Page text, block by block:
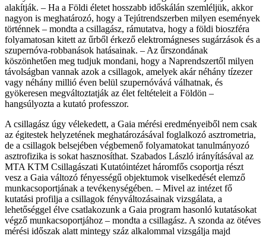
alakítják. – Ha a Földi életet hosszabb időskálán szemléljük, akkor
nagyon is meghatározó, hogy a Tejútrendszerben milyen események
történnek – mondta a csillagász, rámutatva, hogy a földi bioszféra
folyamatosan kitett az űrből érkező elektromágneses sugárzások és a
szupernóva-robbanások hatásainak. – Az űrszondának
köszönhetően meg tudjuk mondani, hogy a Naprendszertől milyen
távolságban vannak azok a csillagok, amelyek akár néhány tízezer
vagy néhány millió éven belül szupernóvává válhatnak, és
gyökeresen megváltoztatják az élet feltételeit a Földön –
hangsúlyozta a kutató professzor.
A csillagász úgy vélekedett, a Gaia mérési eredményeiből nem csak
az égitestek helyzetének meghatározásával foglalkozó asztrometria,
de a csillagok belsejében végbemenő folyamatokat tanulmányozó
asztrofizika is sokat hasznosíthat. Szabados László irányításával az
MTA KTM Csillagászati Kutatóintézet háromfős csoportja részt
vesz a Gaia változó fényességű objektumok viselkedését elemző
munkacsoportjának a tevékenységében. – Mivel az intézet fő
kutatási profilja a csillagok fényváltozásainak vizsgálata, a
lehetőséggel élve csatlakozunk a Gaia program hasonló kutatásokat
végző munkacsoportjához – mondta a csillagász. A szonda az ötéves
mérési időszak alatt mintegy száz alkalommal vizsgálja majd